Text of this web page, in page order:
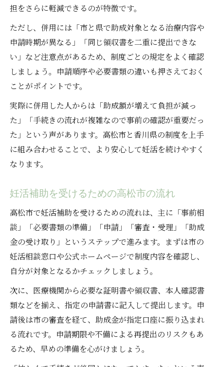
担をさらに軽減できるのが特徴です。
ただし、併用には「市と県で助成対象となる治療内容や
申請時期が異なる」「同じ領収書を二重に提出できな
い」など注意点があるため、制度ごとの規定をよく確認
しましょう。申請順序や必要書類の違いも押さえておく
ことがポイントです。
実際に併用した人からは「助成額が増えて負担が減っ
た」「手続きの流れが複雑なので事前の確認が重要だっ
た」という声があります。高松市と香川県の制度を上手
に組み合わせることで、より安心して妊活を続けやすく
なります。
妊活補助を受けるための高松市の流れ
高松市で妊活補助を受けるための流れは、主に「事前相
談」「必要書類の準備」「申請」「審査・受理」「助成
金の受け取り」というステップで進みます。まずは市の
妊活相談窓口や公式ホームページで制度内容を確認し、
自分が対象となるかチェックしましょう。
次に、医療機関から必要な証明書や領収書、本人確認書
類などを揃え、指定の申請書に記入して提出します。申
請後は市の審査を経て、助成金が指定口座に振り込まれ
る流れです。申請期限や不備による再提出のリスクもあ
るため、早めの準備を心がけましょう。